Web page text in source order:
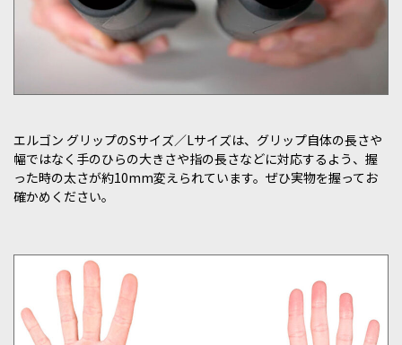
エルゴン グリップのSサイズ／Lサイズは、グリップ自体の長さや
幅ではなく手のひらの大きさや指の長さなどに対応するよう、握
った時の太さが約10mm変えられています。ぜひ実物を握ってお
確かめください。